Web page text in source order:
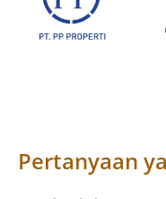
Pertanyaan